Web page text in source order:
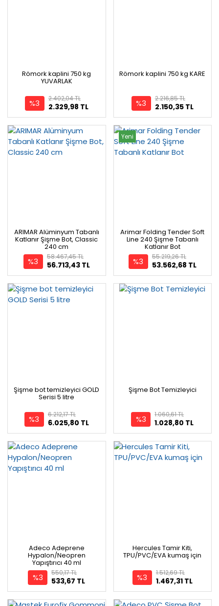
Römork kaplini 750 kg
YUVARLAK
%3 2.329,98 TL
2.402,04 TL
Römork kaplini 750 kg KARE
%3 2.150,35 TL
2.216,85 TL
ARIMAR Alüminyum Tabanlı
Katlanır Şişme Bot, Classic
240 cm
%3 56.713,43 TL
58.467,45 TL
Yeni
Arimar Folding Tender Soft
Line 240 Şişme Tabanlı
Katlanır Bot
%3 53.562,68 TL
55.219,26 TL
Şişme bot temizleyici GOLD
Serisi 5 litre
%3 6.025,80 TL
6.212,17 TL
Şişme Bot Temizleyici
%3 1.028,80 TL
1.060,61 TL
Adeco Adeprene
Hypalon/Neopren
Yapıştırıcı 40 ml
%3 533,67 TL
550,17 TL
Hercules Tamir Kiti,
TPU/PVC/EVA kumaş için
%3 1.467,31 TL
1.512,69 TL